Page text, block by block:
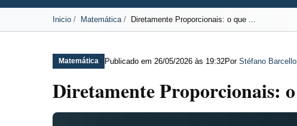
Inicio Matemática Diretamente Proporcionais: o que ...
Matemática Publicado em 26/05/2026 às 19:32Por Stéfano
Diretamente Proporcionais: